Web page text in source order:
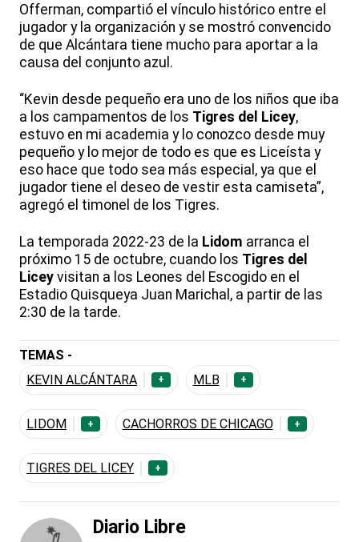
Offerman, compartió el vínculo histórico entre el
jugador y la organización y se mostró convencido
de que Alcántara tiene mucho para aportar a la
causa del conjunto azul.
“Kevin desde pequeño era uno de los niños que iba
a los campamentos de los Tigres del Licey,
estuvo en mi academia y lo conozco desde muy
pequeño y lo mejor de todo es que es Liceísta y
eso hace que todo sea más especial, ya que el
jugador tiene el deseo de vestir esta camiseta”,
agregó el timonel de los Tigres.
La temporada 2022-23 de la Lidom arranca el
próximo 15 de octubre, cuando los Tigres del
Licey visitan a los Leones del Escogido en el
Estadio Quisqueya Juan Marichal, a partir de las
2:30 de la tarde.
TEMAS -
KEVIN ALCÁNTARA
+ MLB +
LIDOM + CACHORROS DE CHICAGO +
TIGRES DEL LICEY +
Diario Libre